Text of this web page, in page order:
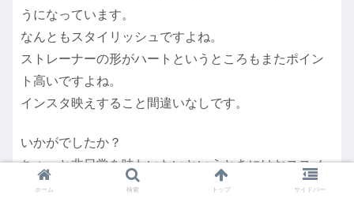
うになっています。
なんともスタイリッシュですよね。
ストレーナーの形がハートというところもまたポイン
ト高いですよね。
インスタ映えすること間違いなしです。
いかがでしたか？
ちょっと非日常を味わいたいというときにはおススメ
ですよ。
ホーム 検索 トップ サイドバー